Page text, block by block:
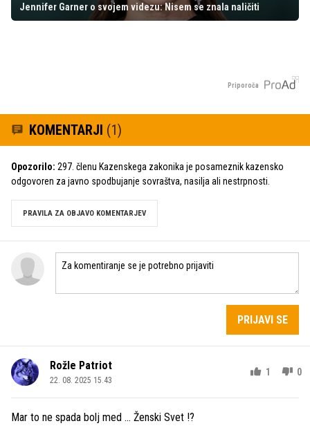
Jennifer Garner o svojem videzu: Nisem se znala naličiti
Priporoča
KOMENTARJI (1)
Opozorilo: 297. členu Kazenskega zakonika je posameznik kazensko
odgovoren za javno spodbujanje sovraštva, nasilja ali nestrpnosti.
PRAVILA ZA OBJAVO KOMENTARJEV
PRIJAVI SE
Rožle Patriot
22. 08. 2025 15.43
1 0
Mar to ne spada bolj med ... Ženski Svet !?